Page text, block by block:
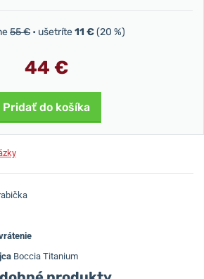
55 € • ušetríte11 €(20 %)
44 €
Pridať do košíka
Boccia Titanium